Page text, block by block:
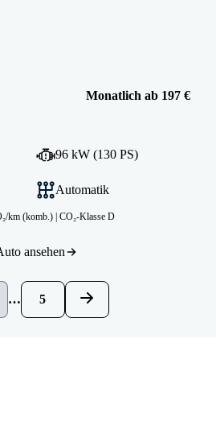
Monatlich ab 197 €
96 kW (130 PS)
Automatik
km (komb.) | CO₂-Klasse D
ansehen
… 5